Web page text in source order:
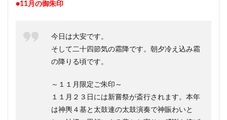
●11月の御朱印
今日は大安です。
そして二十四節気の霜降です。朝夕冷え込み霜
の降りる頃です。
～１１月限定ご朱印～
１１月２３日には新嘗祭が斎行されます。本年
は神輿４基と太鼓連の太鼓演奏で神賑わいと